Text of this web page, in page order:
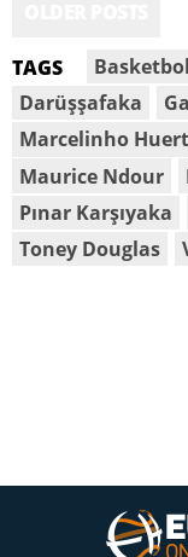
TAGS
Darüşşafaka
Marcelinho
Maurice Ndour
Pınar Karşıyaka
Toney Douglas